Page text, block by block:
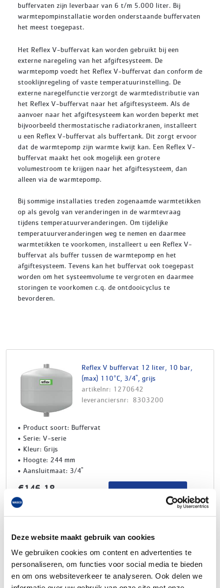
Deze website maakt gebruik van cookies
We gebruiken cookies om content en advertenties te
personaliseren, om functies voor social media te bieden
en om ons websiteverkeer te analyseren. Ook delen we
buffervaten zijn leverbaar van 6 t/m 5.000 liter. Bij
warmtepompinstallatie worden onderstaande buffervaten
het meest toegepast.
Het Reflex V-buffervat kan worden gebruikt bij een
externe naregeling van het afgiftesysteem. De
warmtepomp voedt het Reflex V-buffervat dan conform de
stooklijnregeling of vaste temperatuurinstelling. De
externe naregelfunctie verzorgt de warmtedistributie van
het Reflex V-buffervat naar het afgiftesysteem. Als de
aanvoer naar het afgiftesysteem kan worden beperkt met
bijvoorbeeld thermostatische radiatorkranen, installeert
u een Reflex V-buffervat als buffertank. Dit zorgt ervoor
dat de warmtepomp zijn warmte kwijt kan. Een Reflex V-
buffervat maakt het ook mogelijk een grotere
volumestroom te krijgen naar het afgiftesysteem, dan
alleen via de warmtepomp.
Bij sommige installaties treden zogenaamde warmtetikken
op als gevolg van veranderingen in de warmtevraag
tijdens temperatuurveranderingen. Om tijdelijke
temperatuurveranderingen weg te nemen en daarmee
warmtetikken te voorkomen, installeert u een Reflex V-
buffervat als buffer tussen de warmtepomp en het
afgiftesysteem. Tevens kan het buffervat ook toegepast
worden om het systeemvolume te vergroten en daarmee
storingen te voorkomen c.q. de ontdooicyclus te
bevorderen.
Reflex V buffervat 12 liter, 10 bar,
(max) 110°C, 3/4", grijs
artikelnr: 1270642
leveranciersnr: 8303200
Product soort: Buffervat
Serie: V-serie
Kleur: Grijs
Hoogte: 244 mm
Aansluitmaat: 3/4"
€146,18
Bruto per stuk
Log in voor jouw prijs
Reflex V buffervat 20 liter, 10 bar,
max. 110°C, 3/4", grijs
artikelnr: 1270644
leveranciersnr: 8303300